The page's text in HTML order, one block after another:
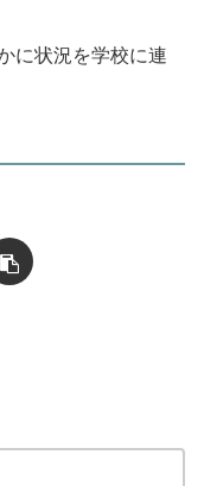
に状況を学校に連